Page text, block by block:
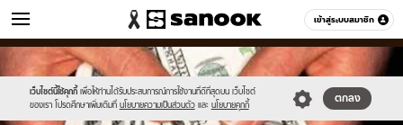
เข้าสู่ระบบสมาชิก
ข่าว หมวดอื่นๆ
เว็บไซต์นี้ใช้คุกกี้ เพื่อให้ท่านได้รับประสบการณ์การใช้งานที่ดีที่สุดบน เว็บไซต์
ของเรา โปรดศึกษาเพิ่มเติมที่ นโยบายความเป็นส่วนตัว และ นโยบายคุกกี้
ตกลง
Sanook
//s.isanook.com/sr/0/images/logo-
new-
sanook.png
600
//s.isanook.com/ns/0/ud/363/1817630/627021-
02.jpg